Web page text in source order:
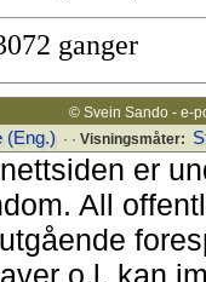
ganger
© Svein Sando - e-
(Eng.) · · Visningsmåter:
er
All
o.l. kan